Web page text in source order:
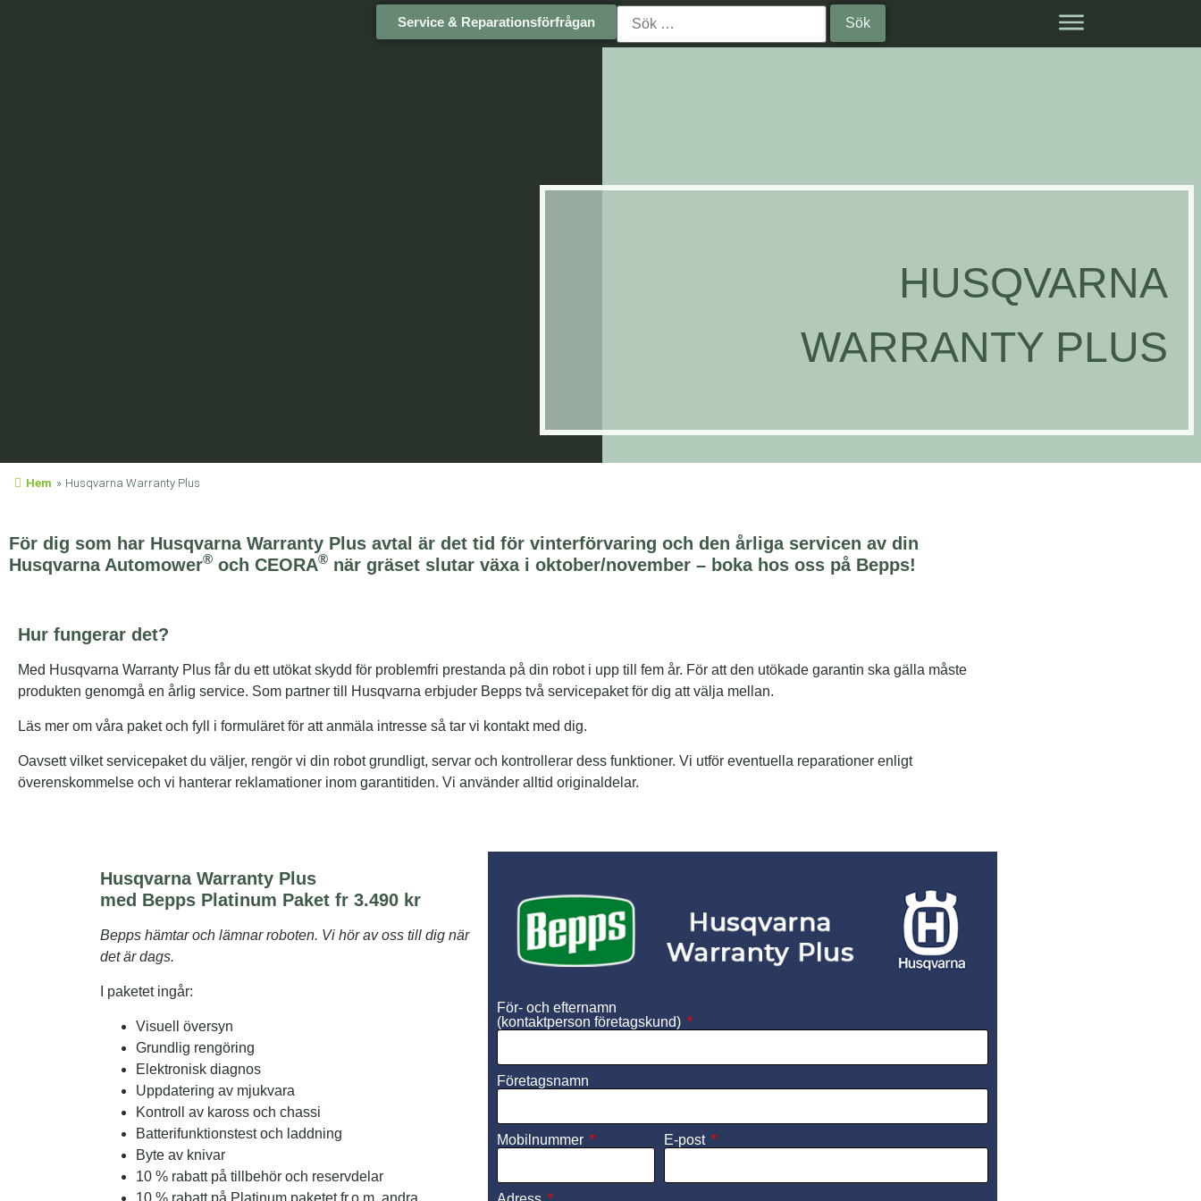
Service & Reparationsförfrågan
HUSQVARNA
WARRANTY PLUS
Hem » Husqvarna Warranty Plus
För dig som har Husqvarna Warranty Plus avtal är det tid för vinterförvaring och den årliga servicen av d in
Husqvarna Automower® och CEORA® när gräset slutar växa i oktober/november – boka hos oss på Bepps!
Hur fungerar det?
Med Husqvarna Warranty Plus får du ett utökat skydd för problemfri prestanda på din robot i upp till fem år. För att den utökade garantin ska gälla måste
produkten genomgå en årlig service. Som partner till Husqvarna erbjuder Bepps två servicepaket för dig att välja mellan.
Läs mer om våra paket och fyll i formuläret för att anmäla intresse så tar vi kontakt med dig.
Oavsett vilket servicepaket du väljer, rengör vi din robot grundligt, servar och kontrollerar dess funktioner. Vi utför eventuella reparationer enligt
överenskommelse och vi hanterar reklamationer inom garantitiden. Vi använder alltid originaldelar.
Husqvarna Warranty Plus
med Bepps Platinum Paket fr 3.490 kr
Bepps hämtar och lämnar roboten. Vi hör av oss till dig när
det är dags.
I paketet ingår:
Visuell översyn
Grundlig rengöring
Elektronisk diagnos
Uppdatering av mjukvara
Kontroll av kaross och chassi
Batterifunktionstest och laddning
Byte av knivar
10 % rabatt på tillbehör och reservdelar
10 % rabatt på Platinum paketet fr.o.m. andra
För- och efternamn
(kontaktperson företagskund)
Företagsnamn
Mobilnummer E-post